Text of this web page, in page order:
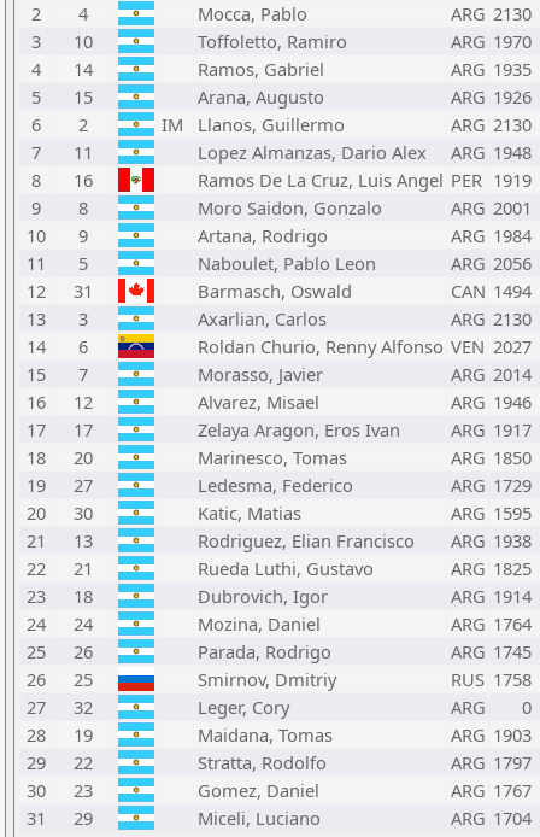
2
4 Mocca, Pablo ARG 2130
3
10 Toffoletto, Ramiro ARG 1970
4
14 Ramos, Gabriel ARG 1935
5
15 Arana, Augusto ARG 1926
6
2 IM Llanos, Guillermo ARG 2130
7
11 Lopez Almanzas, Dario Alex ARG 1948
8
16 Ramos De La Cruz, Luis Angel PER 1919
9
8 Moro Saidon, Gonzalo ARG 2001
10
9 Artana, Rodrigo ARG 1984
11
5 Naboulet, Pablo Leon ARG 2056
12
31 Barmasch, Oswald CAN 1494
13
3 Axarlian, Carlos ARG 2130
14
6 Roldan Churio, Renny Alfonso VEN 2027
15
7 Morasso, Javier ARG 2014
16
12 Alvarez, Misael ARG 1946
17
17 Zelaya Aragon, Eros Ivan ARG 1917
18
20 Marinesco, Tomas ARG 1850
19
27 Ledesma, Federico ARG 1729
20
30 Katic, Matias ARG 1595
21
13 Rodriguez, Elian Francisco ARG 1938
22
21 Rueda Luthi, Gustavo ARG 1825
23
18 Dubrovich, Igor ARG 1914
24
24 Mozina, Daniel ARG 1764
25
26 Parada, Rodrigo ARG 1745
26
25 Smirnov, Dmitriy RUS 1758
27
32 Leger, Cory ARG
0
28
19 Maidana, Tomas ARG 1903
29
22 Stratta, Rodolfo ARG 1797
30
23 Gomez, Daniel ARG 1767
31
29 Miceli, Luciano ARG 1704